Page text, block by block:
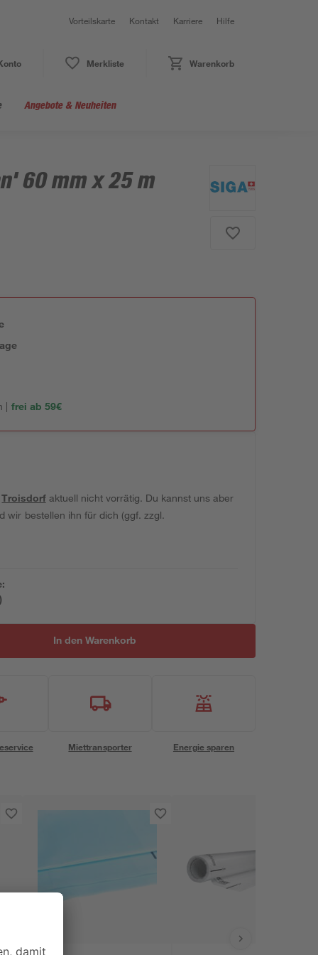
Vorteilskarte Kontakt Karriere Hilfe
Merkliste Warenkorb
Angebote & Neuheiten
60 mm x 25 m
| frei ab 59€
Troisdorfaktuell nicht vorrätig. Du kannst uns aber
wir bestellen ihn für dich (ggf. zzgl.
In den Warenkorb
Miettransporter Energie sparen